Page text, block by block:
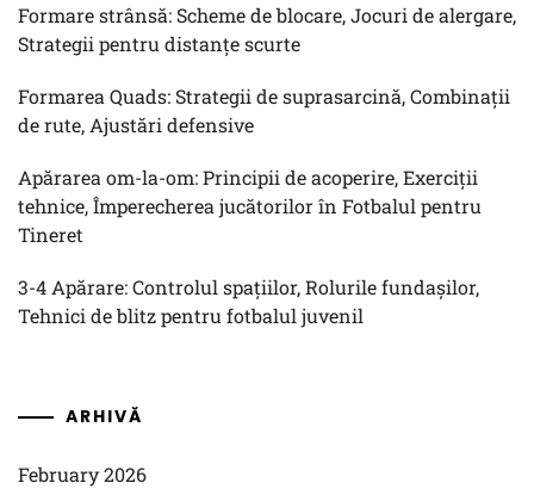
Formare strânsă: Scheme de blocare, Jocuri de alergare,
Strategii pentru distanțe scurte
Formarea Quads: Strategii de suprasarcină, Combinații
de rute, Ajustări defensive
Apărarea om-la-om: Principii de acoperire, Exerciții
tehnice, Împerecherea jucătorilor în Fotbalul pentru
Tineret
3-4 Apărare: Controlul spațiilor, Rolurile fundașilor,
Tehnici de blitz pentru fotbalul juvenil
ARHIVĂ
February 2026